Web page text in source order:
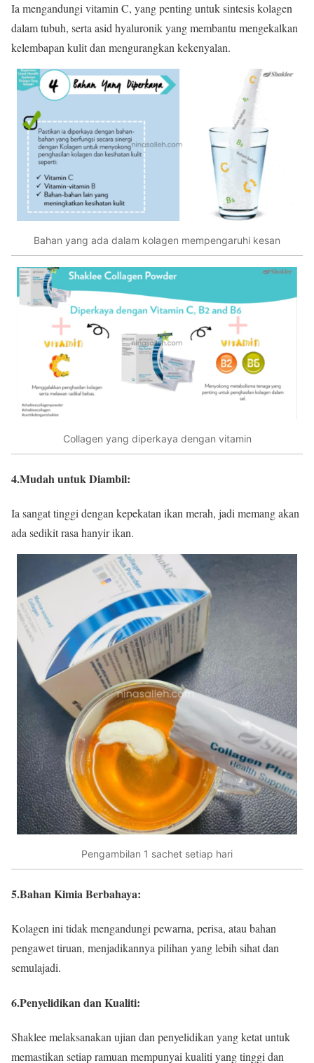
Ia mengandungi vitamin C, yang penting untuk sintesis kolagen
dalam tubuh, serta asid hyaluronik yang membantu mengekalkan
kelembapan kulit dan mengurangkan kekenyalan.
Bahan yang ada dalam kolagen mempengaruhi kesan
Collagen yang diperkaya dengan vitamin
4.Mudah untuk Diambil:
Ia sangat tinggi dengan kepekatan ikan merah, jadi memang akan
ada sedikit rasa hanyir ikan.
Pengambilan 1 sachet setiap hari
5.Bahan Kimia Berbahaya:
Kolagen ini tidak mengandungi pewarna, perisa, atau bahan
pengawet tiruan, menjadikannya pilihan yang lebih sihat dan
semulajadi.
6.Penyelidikan dan Kualiti:
Shaklee melaksanakan ujian dan penyelidikan yang ketat untuk
memastikan setiap ramuan mempunyai kualiti yang tinggi dan